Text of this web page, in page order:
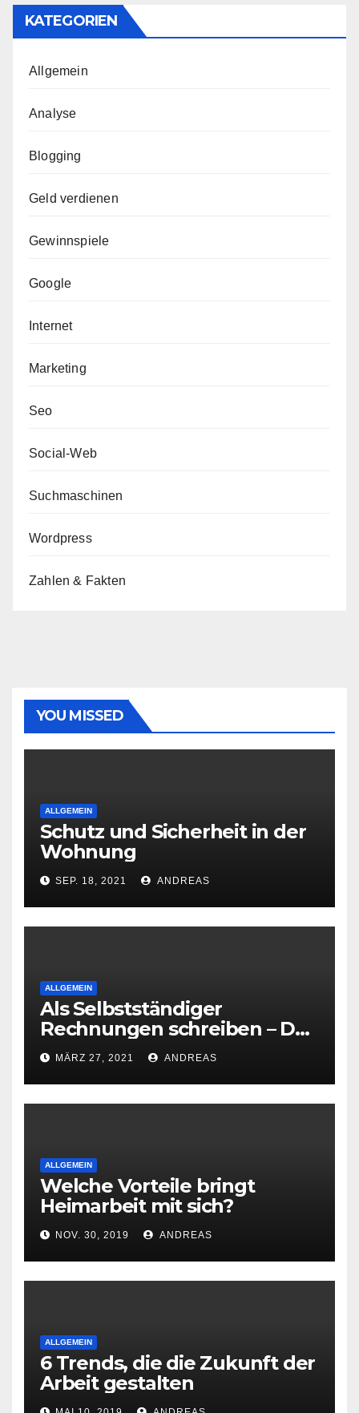
KATEGORIEN
Allgemein
Analyse
Blogging
Geld verdienen
Gewinnspiele
Google
Internet
Marketing
Seo
Social-Web
Suchmaschinen
Wordpress
Zahlen & Fakten
YOU MISSED
ALLGEMEIN
Schutz und Sicherheit in der
Wohnung
SEP. 18, 2021 ANDREAS
ALLGEMEIN
Als Selbstständiger
Rechnungen schreiben – Das
ist zu beachten
MÄRZ 27, 2021 ANDREAS
ALLGEMEIN
Welche Vorteile bringt
Heimarbeit mit sich?
NOV. 30, 2019 ANDREAS
ALLGEMEIN
6 Trends, die die Zukunft der
Arbeit gestalten